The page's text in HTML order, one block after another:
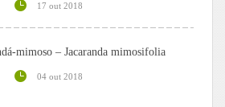
17 out 2018
mimoso – Jacaranda mimosifolia
04 out 2018